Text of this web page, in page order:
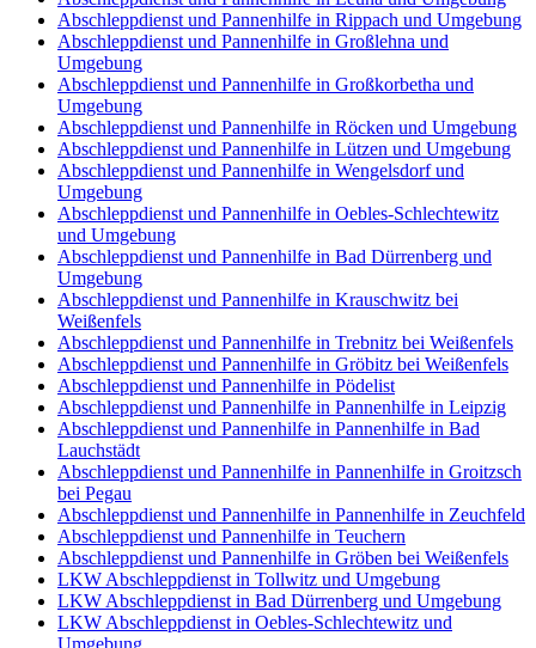
Abschleppdienst und Pannenhilfe in Rippach und Umgebung
Abschleppdienst und Pannenhilfe in Großlehna und
Umgebung
Abschleppdienst und Pannenhilfe in Großkorbetha und
Umgebung
Abschleppdienst und Pannenhilfe in Röcken und Umgebung
Abschleppdienst und Pannenhilfe in Lützen und Umgebung
Abschleppdienst und Pannenhilfe in Wengelsdorf und
Umgebung
Abschleppdienst und Pannenhilfe in Oebles-Schlechtewitz
und Umgebung
Abschleppdienst und Pannenhilfe in Bad Dürrenberg und
Umgebung
Abschleppdienst und Pannenhilfe in Krauschwitz bei
Weißenfels
Abschleppdienst und Pannenhilfe in Trebnitz bei Weißenfels
Abschleppdienst und Pannenhilfe in Gröbitz bei Weißenfels
Abschleppdienst und Pannenhilfe in Pödelist
Abschleppdienst und Pannenhilfe in Pannenhilfe in Leipzig
Abschleppdienst und Pannenhilfe in Pannenhilfe in Bad
Lauchstädt
Abschleppdienst und Pannenhilfe in Pannenhilfe in Groitzsch
bei Pegau
Abschleppdienst und Pannenhilfe in Pannenhilfe in Zeuchfeld
Abschleppdienst und Pannenhilfe in Teuchern
Abschleppdienst und Pannenhilfe in Gröben bei Weißenfels
LKW Abschleppdienst in Tollwitz und Umgebung
LKW Abschleppdienst in Bad Dürrenberg und Umgebung
LKW Abschleppdienst in Oebles-Schlechtewitz und
Umgebung